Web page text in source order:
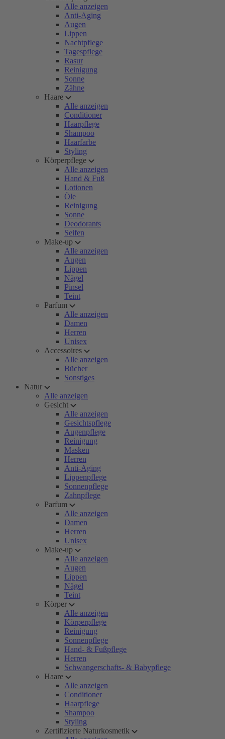
Alle anzeigen
Anti-Aging
Augen
Lippen
Nachtpflege
Tagespflege
Rasur
Reinigung
Sonne
Zähne
Haare
Alle anzeigen
Conditioner
Haarpflege
Shampoo
Haarfarbe
Styling
Körperpflege
Alle anzeigen
Hand & Fuß
Lotionen
Öle
Reinigung
Sonne
Deodorants
Seifen
Make-up
Alle anzeigen
Augen
Lippen
Nägel
Pinsel
Teint
Parfum
Alle anzeigen
Damen
Herren
Unisex
Accessoires
Alle anzeigen
Bücher
Sonstiges
Natur
Alle anzeigen
Gesicht
Alle anzeigen
Gesichtspflege
Augenpflege
Reinigung
Masken
Herren
Anti-Aging
Lippenpflege
Sonnenpflege
Zahnpflege
Parfum
Alle anzeigen
Damen
Herren
Unisex
Make-up
Alle anzeigen
Augen
Lippen
Nägel
Teint
Körper
Alle anzeigen
Körperpflege
Reinigung
Sonnenpflege
Hand- & Fußpflege
Herren
Schwangerschafts- & Babypflege
Haare
Alle anzeigen
Conditioner
Haarpflege
Shampoo
Styling
Zertifizierte Naturkosmetik